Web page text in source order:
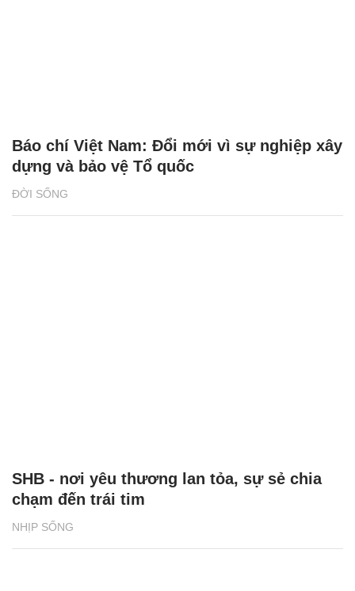
ĐỜI SỐNG
Báo chí Việt Nam: Đổi mới vì sự nghiệp xây
dựng và bảo vệ Tổ quốc
NHỊP SỐNG
SHB - nơi yêu thương lan tỏa, sự sẻ chia
chạm đến trái tim